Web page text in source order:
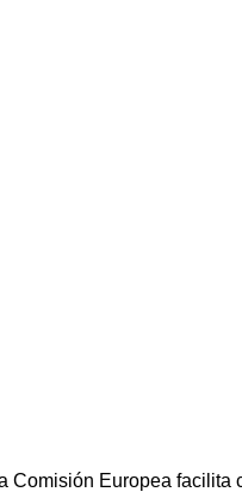
Comisión Europea facilita